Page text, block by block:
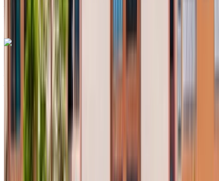
Renault Clio 2023
MAD 550
/ jour